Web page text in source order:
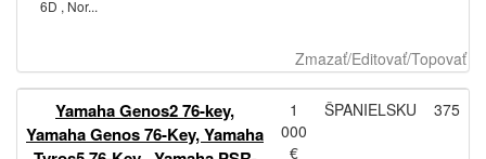
6D , Nor...
Zmazať/Editovať/Topovať
Yamaha Genos2 76-key,
Yamaha Genos 76-Key, Yamaha
1
000
€
ŠPANIELSKU 375